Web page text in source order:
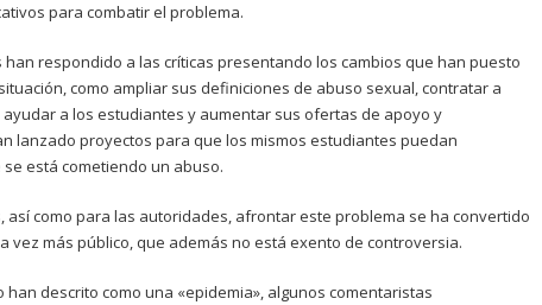
para combatir el problema.
respondido a las críticas presentando los cambios que han puesto
como ampliar sus definiciones de abuso sexual, contratar a
a los estudiantes y aumentar sus ofertas de apoyo y
lanzado proyectos para que los mismos estudiantes puedan
está cometiendo un abuso.
así como para las autoridades, afrontar este problema se ha convertido
vez más público, que además no está exento de controversia.
descrito como una «epidemia», algunos comentaristas